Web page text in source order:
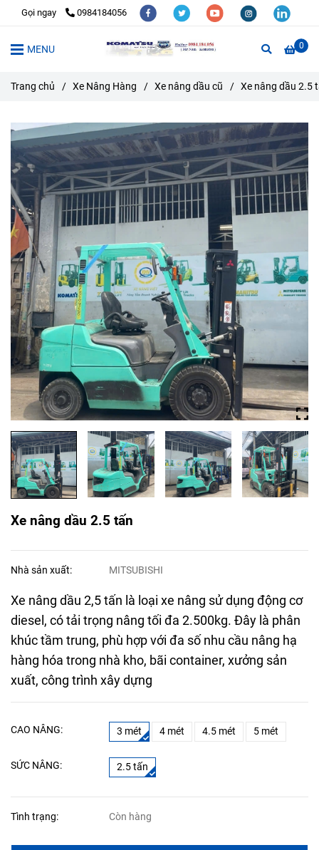
Gọi ngay 0984184056
0
MENU
Trang chủ / Xe Nâng Hàng / Xe nâng dầu cũ / Xe nâng dầu 2.5
Xe nâng dầu 2.5 tấn
Nhà sản xuất: MITSUBISHI
Xe nâng dầu 2,5 tấn là loại xe nâng sử dụng động cơ
diesel, có tải trọng nâng tối đa 2.500kg. Đây là phân
khúc tầm trung, phù hợp với đa số nhu cầu nâng hạ
hàng hóa trong nhà kho, bãi container, xưởng sản
xuất, công trình xây dựng
CAO NÂNG: 3 mét 4 mét 4.5 mét 5 mét
SỨC NÂNG: 2.5 tấn
Tình trạng: Còn hàng